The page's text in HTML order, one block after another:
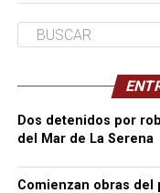
Dos detenidos por
del Mar de La Serena
Comienzan obras